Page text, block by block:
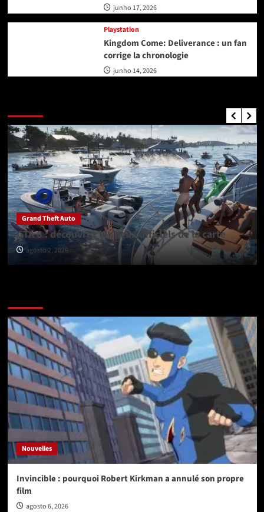
junho 17, 2026
Playstation
Kingdom Come: Deliverance : un fan
corrige la chronologie
junho 14, 2026
Grand Theft Auto
GTA 6 : découvrez les lieux officiels de la carte
agosto 2, 2026
Nouvelles
Invincible : pourquoi Robert Kirkman a annulé son propre
film
agosto 6, 2026